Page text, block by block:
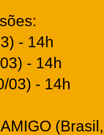
- 14h
- 14h
03) - 14h